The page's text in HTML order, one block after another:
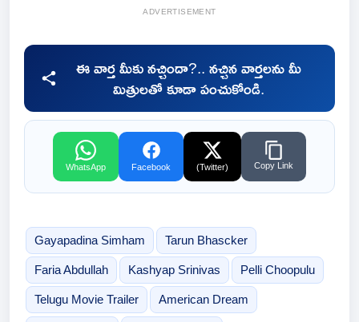
ADVERTISEMENT
ఈ వార్త మీకు నచ్చిందా?.. నచ్చిన వార్తలను మీ
మిత్రులతో కూడా పంచుకోండి.
WhatsApp Facebook (Twitter) Copy Link
Gayapadina Simham Tarun Bhascker
Faria Abdullah Kashyap Srinivas Pelli Choopulu
Telugu Movie Trailer American Dream